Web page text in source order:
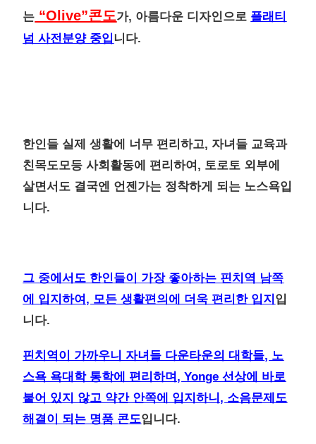
는 “Olive”콘도가, 아름다운 디자인으로 플래티
넘 사전분양 중입니다.
한인들 실제 생활에 너무 편리하고, 자녀들 교육과
친목도모등 사회활동에 편리하여, 토로토 외부에
살면서도 결국엔 언젠가는 정착하게 되는 노스욕입
니다.
그 중에서도 한인들이 가장 좋아하는 핀치역 남쪽
에 입지하여, 모든 생활편의에 더욱 편리한 입지 입
니다.
핀치역이 가까우니 자녀들 다운타운의 대학들, 노
스욕 욕대학 통학에 편리하며, Yonge 선상에 바로
붙어 있지 않고 약간 안쪽에 입지하니, 소음문제도
해결이 되는 명품 콘도입니다.